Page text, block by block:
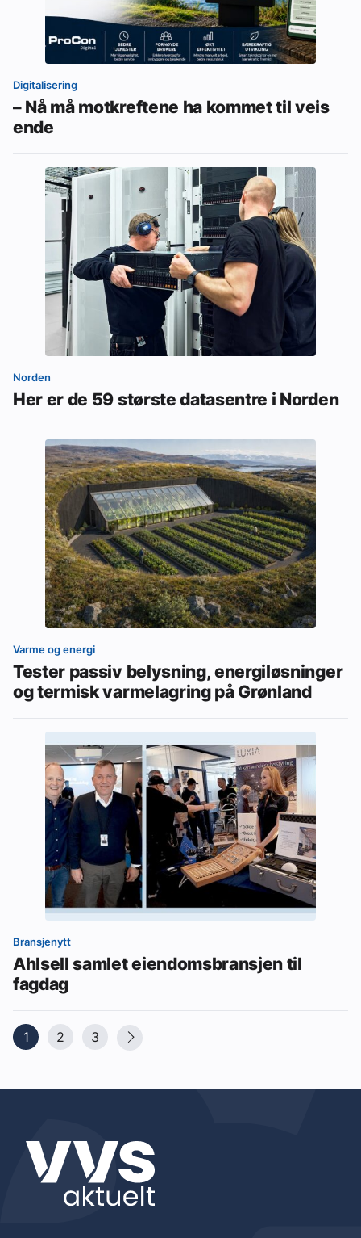
Digitalisering
– Nå må motkreftene ha kommet til veis
ende
Norden
Her er de 59 største datasentre i Norden
Varme og energi
Tester passiv belysning, energiløsninger
og termisk varmelagring på Grønland
Bransjenytt
Ahlsell samlet eiendomsbransjen til
fagdag
1 2 3